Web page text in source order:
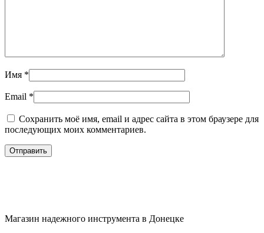
Имя *
Email *
Сохранить моё имя, email и адрес сайта в этом браузере для
последующих моих комментариев.
Магазин надежного инструмента в Донецке